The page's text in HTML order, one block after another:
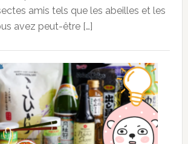
amis tels que les abeilles et les
avez peut-être […]